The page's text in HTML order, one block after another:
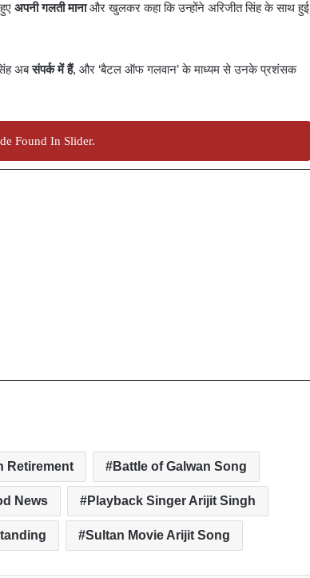
अपनी गलती मानाऔर खुलकर कहा कि उन्होंने अरिजीत सिंह के साथ हुई
अबसंपर्क में हैं, और ‘बैटल ऑफ गलवान’ के माध्यम से उनके प्रशंसक
Found In Slider.
Retirement Battle of Galwan Song
News Playback Singer Arijit Singh
Sultan Movie Arijit Song